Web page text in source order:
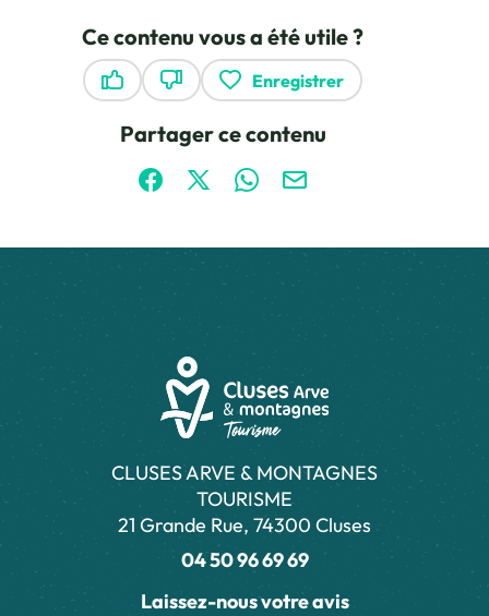
Ce contenu vous a été utile ?
Enregistrer
Partager ce contenu
Partager sur Facebook (nouvelle fenêtre)
Partager sur X / Twitter (nouvelle
Partager sur WhatsApp
Partager par mail
CLUSES ARVE & MONTAGNES
TOURISME
21 Grande Rue, 74300 Cluses
04 50 96 69 69
Laissez-nous votre avis